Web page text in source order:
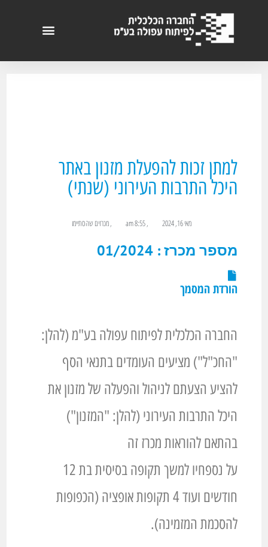
למתן זכות להפעלת מזנון באתר
היכל התרבות העירוני (שנתי)
מאי 16, 2024 ,
8:55 am
,מכרזים שהסתיימו
מספר מכרז : 01/2024
הורדת המסמך
החברה הכלכלית לפיתוח עפולה בע"מ (להלן:
"החכ"ל") מציעים העומדים בתנאי הסף
להציע הצעתם לניהול והפעלה של מזנון את
היכל התרבות העירוני (להלן: "המזנון")
בהתאם להוראות מכרז זה
על נספחיו למשך תקופה בסיסית בת 12
חודשים ועוד 4 תקופות אופציה (הכפופות
להסכמת המזמינה).